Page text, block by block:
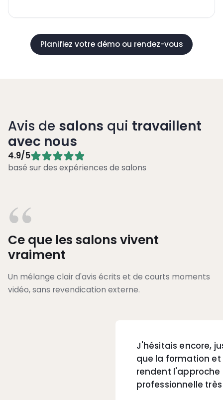
Planifiez votre démo ou rendez-vous
Avis de salons qui travaillent
avec nous
4.9/5
basé sur des expériences de salons
“
Ce que les salons vivent
vraiment
Un mélange clair d'avis écrits et de courts moments
vidéo, sans revendication externe.
J'hésitais encore,
que la formation et
rendent l'approche
professionnelle